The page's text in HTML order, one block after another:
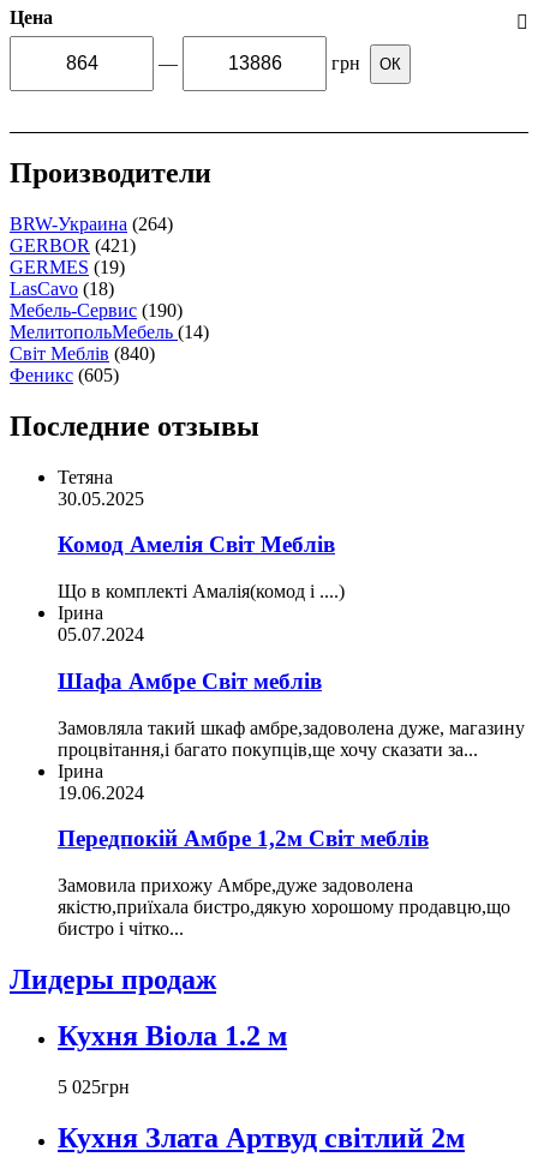
Цена
— грн ОК
Производители
BRW-Украина (264)
GERBOR (421)
GERMES (19)
LasCavo (18)
Мебель-Сервис (190)
МелитопольМебель (14)
Світ Меблів (840)
Феникс (605)
Последние отзывы
Тетяна
30.05.2025
Комод Амелія Світ Меблів
Що в комплекті Амалія(комод і ....)
Ірина
05.07.2024
Шафа Амбре Світ меблів
Замовляла такий шкаф амбре,задоволена дуже, магазину
процвітання,і багато покупців,ще хочу сказати за...
Ірина
19.06.2024
Передпокій Амбре 1,2м Світ меблів
Замовила прихожу Амбре,дуже задоволена
якістю,приїхала бистро,дякую хорошому продавцю,що
бистро і чітко...
Лидеры продаж
Кухня Віола 1.2 м
5 025грн
Кухня Злата Артвуд світлий 2м